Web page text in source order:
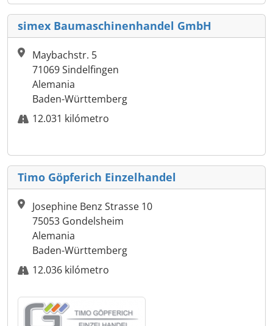
simex Baumaschinenhandel GmbH
Maybachstr. 5
71069 Sindelfingen
Alemania
Baden-Württemberg
12.031 kilómetro
Timo Göpferich Einzelhandel
Josephine Benz Strasse 10
75053 Gondelsheim
Alemania
Baden-Württemberg
12.036 kilómetro